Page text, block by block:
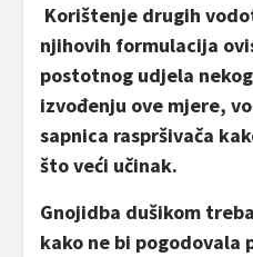
Korištenje drugih
njihovih formulacija
postotnog udjela
izvođenju ove mjere,
sapnica raspršivača
što veći učinak.
Gnojidba dušikom
kako ne bi